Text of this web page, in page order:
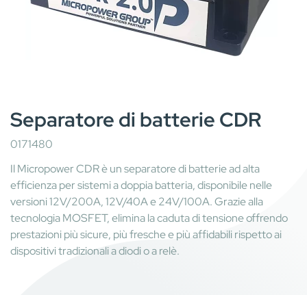
Separatore di batterie CDR
0171480
Il Micropower CDR è un separatore di batterie ad alta
efficienza per sistemi a doppia batteria, disponibile nelle
versioni 12V/200A, 12V/40A e 24V/100A. Grazie alla
tecnologia MOSFET, elimina la caduta di tensione offrendo
prestazioni più sicure, più fresche e più affidabili rispetto ai
dispositivi tradizionali a diodi o a relè.